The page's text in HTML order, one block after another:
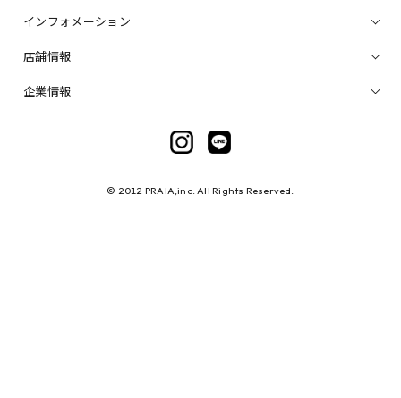
インフォメーション
店舗情報
企業情報
© 2012 PRAIA,inc. All Rights Reserved.